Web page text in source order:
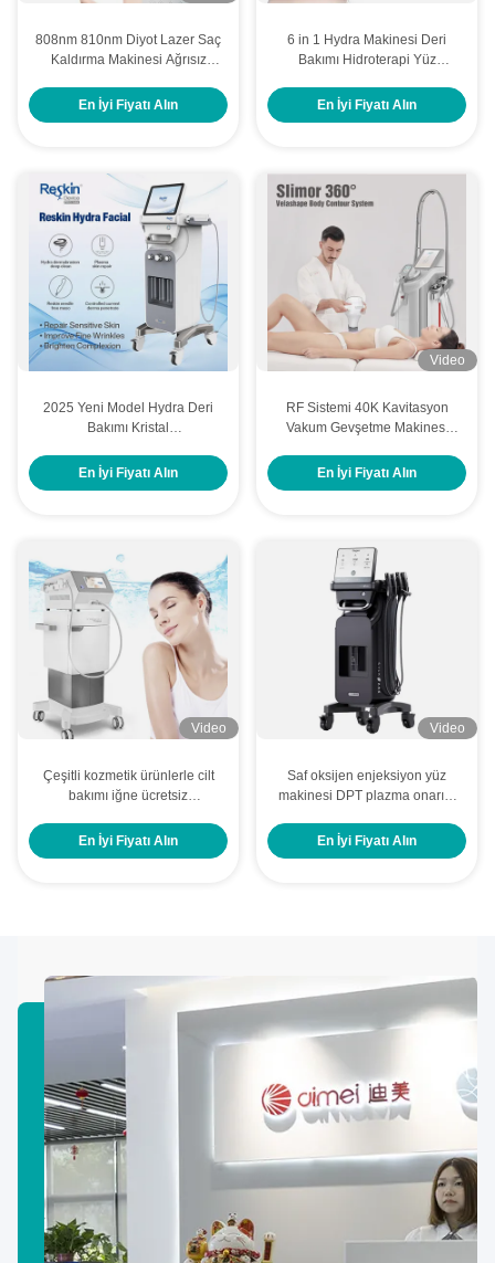
808nm 810nm Diyot Lazer Saç
Kaldırma Makinesi Ağrısız
En İyi Fiyatı Alın
6 in 1 Hydra Makinesi Deri
Bakımı Hidroterapi Yüz
Mikrodermabrasyon Makinesi
En İyi Fiyatı Alın
2025 Yeni Model Hydra Deri
Bakımı Kristal
Salonu Kullanımı
En İyi Fiyatı Alın
Video
RF Sistemi 40K Kavitasyon
Vakum Gevşetme Makinesi
En İyi Fiyatı Alın
Video
Çeşitli kozmetik ürünlerle cilt
bakımı iğne ücretsiz
En İyi Fiyatı Alın
Video
Saf oksijen enjeksiyon yüz
makinesi DPT plazma onarım
En İyi Fiyatı Alın